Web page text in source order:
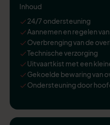
Inhoud
24/7 ondersteuning
Aannemen en regelen
Overbrenging van de
Technische verzorging
Uitvaartkist met een
Gekoelde bewaring van
Ondersteuning door